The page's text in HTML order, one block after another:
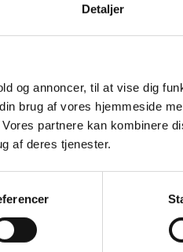
Detaljer
og annoncer, til at vise dig
brug af vores hjemmeside
partnere kan kombinere
af deres tjenester.
Gå til forsiden Gå
Har du brug for